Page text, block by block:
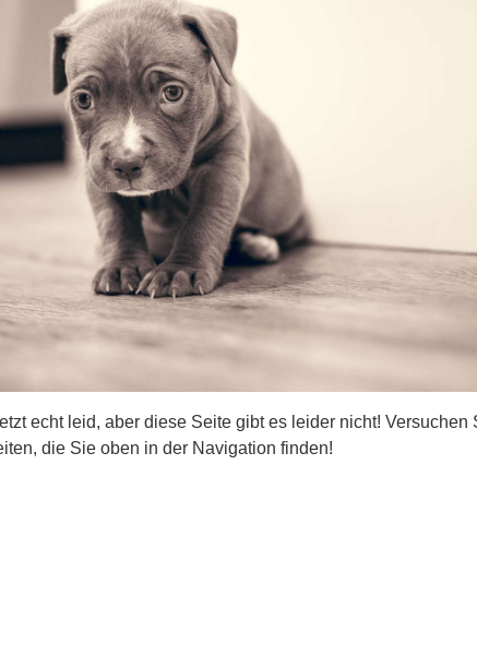
echt leid, aber diese Seite gibt es leider nicht! Versuchen
die Sie oben in der Navigation finden!